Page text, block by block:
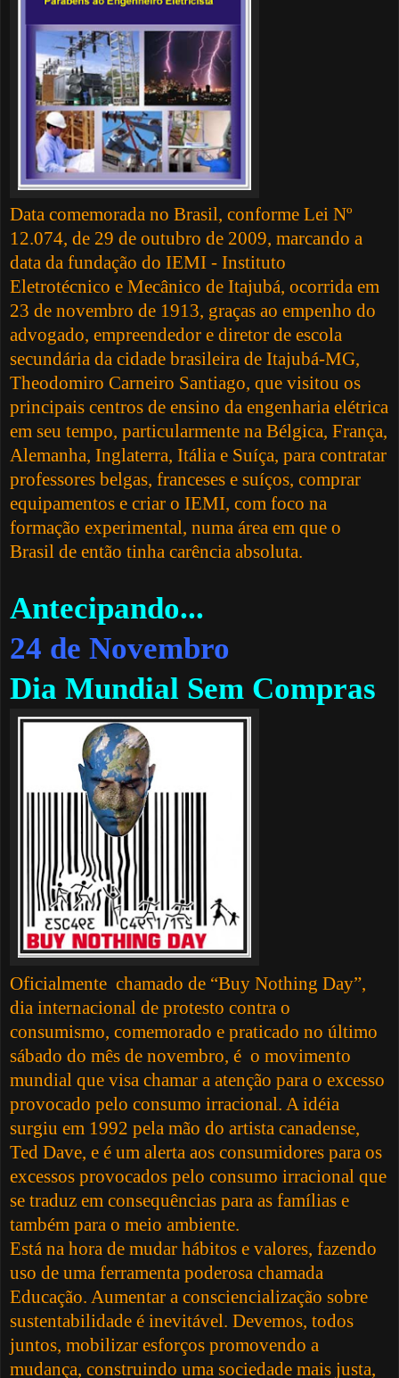
Data comemorada no Brasil, conforme Lei Nº
12.074, de 29 de outubro de 2009, marcando a
data da fundação do IEMI - Instituto
Eletrotécnico e Mecânico de Itajubá, ocorrida em
23 de novembro de 1913, graças ao empenho do
advogado, empreendedor e diretor de escola
secundária da cidade brasileira de Itajubá-MG,
Theodomiro Carneiro Santiago, que visitou os
principais centros de ensino da engenharia elétrica
em seu tempo, particularmente na Bélgica, França,
Alemanha, Inglaterra, Itália e Suíça, para contratar
professores belgas, franceses e suíços, comprar
equipamentos e criar o IEMI, com foco na
formação experimental, numa área em que o
Brasil de então tinha carência absoluta.
Antecipando...
24 de Novembro
Dia Mundial Sem Compras
Oficialmente chamado de “Buy Nothing Day”,
dia internacional de protesto contra o
consumismo, comemorado e praticado no último
sábado do mês de novembro, é o movimento
mundial que visa chamar a atenção para o excesso
provocado pelo consumo irracional. A idéia
surgiu em 1992 pela mão do artista canadense,
Ted Dave, e é um alerta aos consumidores para os
excessos provocados pelo consumo irracional que
se traduz em consequências para as famílias e
também para o meio ambiente.
Está na hora de mudar hábitos e valores, fazendo
uso de uma ferramenta poderosa chamada
Educação. Aumentar a consciencialização sobre
sustentabilidade é inevitável. Devemos, todos
juntos, mobilizar esforços promovendo a
mudança, construindo uma sociedade mais justa,